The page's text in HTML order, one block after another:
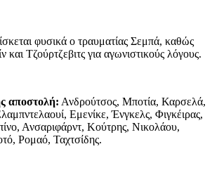
φυσικά ο τραυματίας Σεμπά, καθώς
και Τζούρτζεβιτς για αγωνιστικούς λόγους.
αποστολή: Ανδρούτσος, Μποτία, Καρσελά,
Εμενίκε, Ένγκελς, Φιγκέιρας,
Ανσαριφάρντ, Κούτρης, Νικολάου,
Ρομαό, Ταχτσίδης.